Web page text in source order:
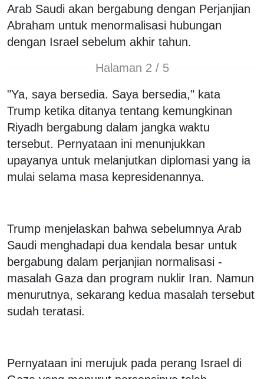
Arab Saudi akan bergabung dengan Perjanjian
Abraham untuk menormalisasi hubungan
dengan Israel sebelum akhir tahun.
Halaman 2 / 5
"Ya, saya bersedia. Saya bersedia," kata
Trump ketika ditanya tentang kemungkinan
Riyadh bergabung dalam jangka waktu
tersebut. Pernyataan ini menunjukkan
upayanya untuk melanjutkan diplomasi yang ia
mulai selama masa kepresidenannya.
Trump menjelaskan bahwa sebelumnya Arab
Saudi menghadapi dua kendala besar untuk
bergabung dalam perjanjian normalisasi -
masalah Gaza dan program nuklir Iran. Namun
menurutnya, sekarang kedua masalah tersebut
sudah teratasi.
Pernyataan ini merujuk pada perang Israel di